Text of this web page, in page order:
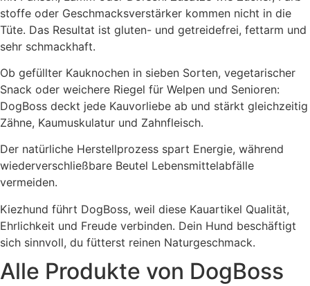
stoffe oder Geschmacks­verstärker kommen nicht in die
Tüte. Das Resultat ist gluten- und getreidefrei, fettarm und
sehr schmack­haft.
Ob gefüllter Kau­knochen in sieben Sorten, vegetarischer
Snack oder weichere Riegel für Welpen und Senioren:
DogBoss deckt jede Kau­vorliebe ab und stärkt gleich­zeitig
Zähne, Kaumuskulatur und Zahn­fleisch.
Der natürliche Herstell­prozess spart Energie, während
wiederverschließbare Beutel Lebensmittel­abfälle
vermeiden.
Kiezhund führt DogBoss, weil diese Kauartikel Qualität,
Ehrlichkeit und Freude verbinden. Dein Hund beschäftigt
sich sinnvoll, du fütterst reinen Natur­ge­schmack.
Alle Produkte von DogBoss